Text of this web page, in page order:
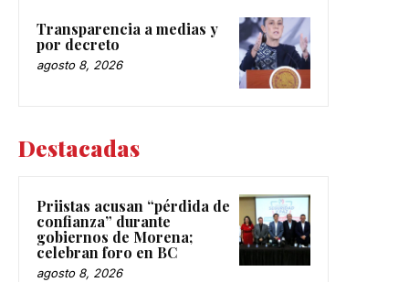
Transparencia a medias y
por decreto
agosto 8, 2026
Destacadas
Priistas acusan “pérdida de
confianza” durante
gobiernos de Morena;
celebran foro en BC
agosto 8, 2026